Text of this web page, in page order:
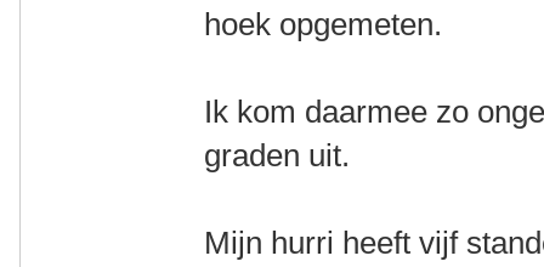
hoek opgemeten.
Ik kom daarmee zo
graden uit.
Mijn hurri heeft vijf